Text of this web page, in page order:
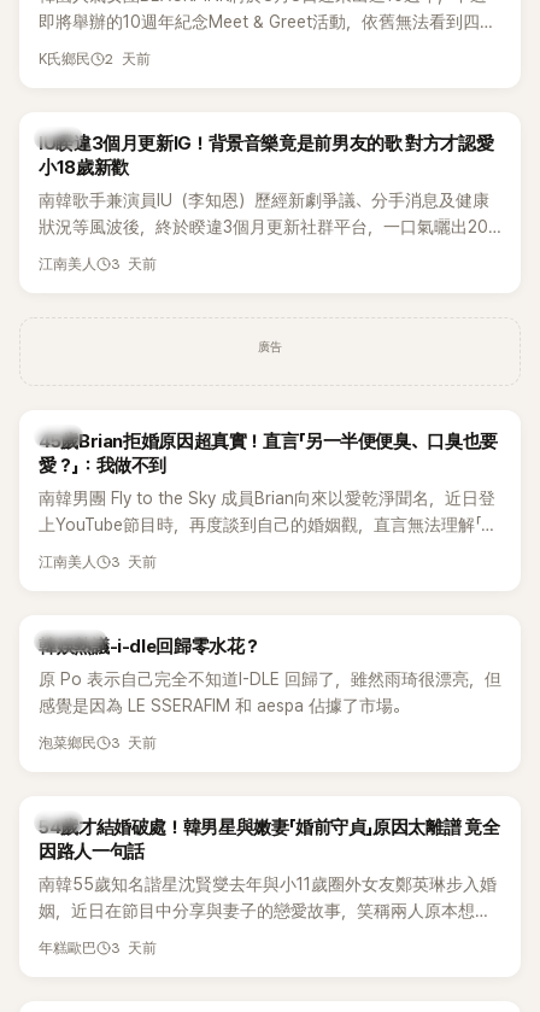
即將舉辦的10週年紀念Meet & Greet活動，依舊無法看到四人
合體。根據韓媒《MyDaily》7日報導，當天將由Jisoo（智秀）、
K氏鄉民 2 天前
韓星
IU睽違3個月更新IG！背景音樂竟是前男友的歌 對方才認愛
小18歲新歡
南韓歌手兼演員IU（李知恩）歷經新劇爭議、分手消息及健康
狀況等風波後，終於睽違3個月更新社群平台，一口氣曬出20
張近況照，讓大批粉絲又驚又喜。不過，比起照片本身，更引
江南美人 3 天前
廣告
韓星
45歲Brian拒婚原因超真實！直言「另一半便便臭、口臭也要
愛？」：我做不到
南韓男團 Fly to the Sky 成員Brian向來以愛乾淨聞名，近日登
上YouTube節目時，再度談到自己的婚姻觀，直言無法理解「連
另一半的口臭、便便臭都要愛」這種說法，更大方表明自己是不
江南美人 3 天前
熱議討論
韓娛熱議-i-dle回歸零水花？
原 Po 表示自己完全不知道I-DLE 回歸了，雖然雨琦很漂亮，但
感覺是因為 LE SSERAFIM 和 aespa 佔據了市場。
泡菜鄉民 3 天前
韓星
54歲才結婚破處！韓男星與嫩妻「婚前守貞」原因太離譜 竟全
因路人一句話
南韓55歲知名諧星沈賢燮去年與小11歲圈外女友鄭英琳步入婚
姻，近日在節目中分享與妻子的戀愛故事，笑稱兩人原本想享
受兩人世界，沒想到站在飯店門口時竟被路人認出，還一路替
年糕歐巴 3 天前